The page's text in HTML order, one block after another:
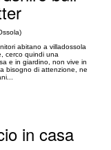
abitano a villadossola
cerco quindi una
e in giardino, non vive in
bisogno di attenzione, ne
in casa